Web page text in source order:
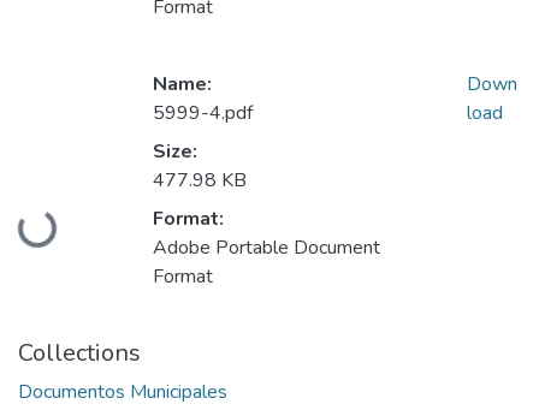
Format
Loading...
Name:
5999-4.pdf
Size:
477.98 KB
Format:
Adobe Portable Document
Format
Down
load
Collections
Documentos Municipales